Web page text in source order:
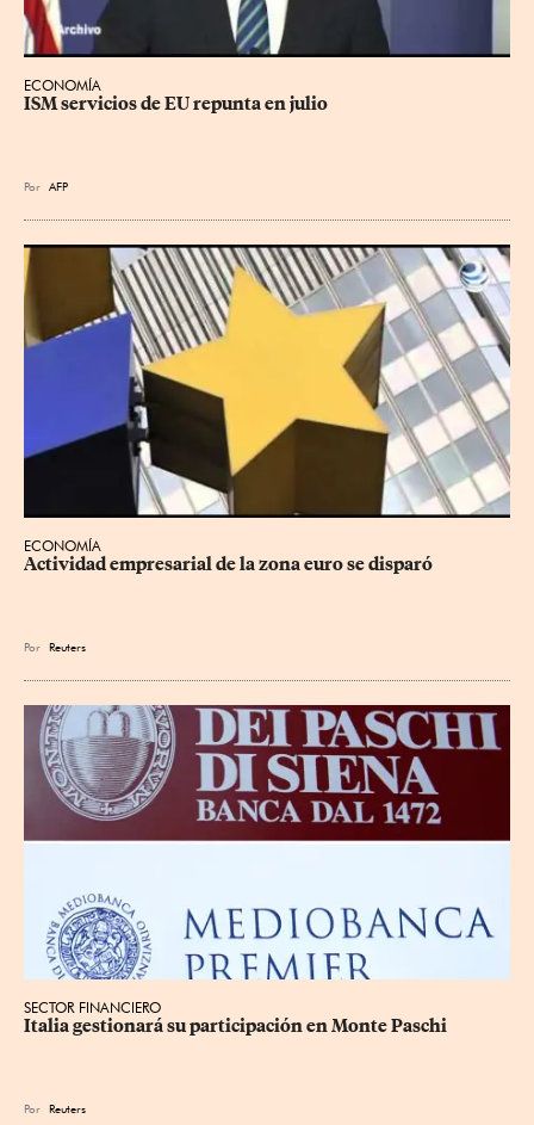
ECONOMÍA
ISM servicios de EU repunta en julio
Por AFP
ECONOMÍA
Actividad empresarial de la zona euro se disparó
Por Reuters
SECTOR FINANCIERO
Italia gestionará su participación en Monte Paschi
Por Reuters